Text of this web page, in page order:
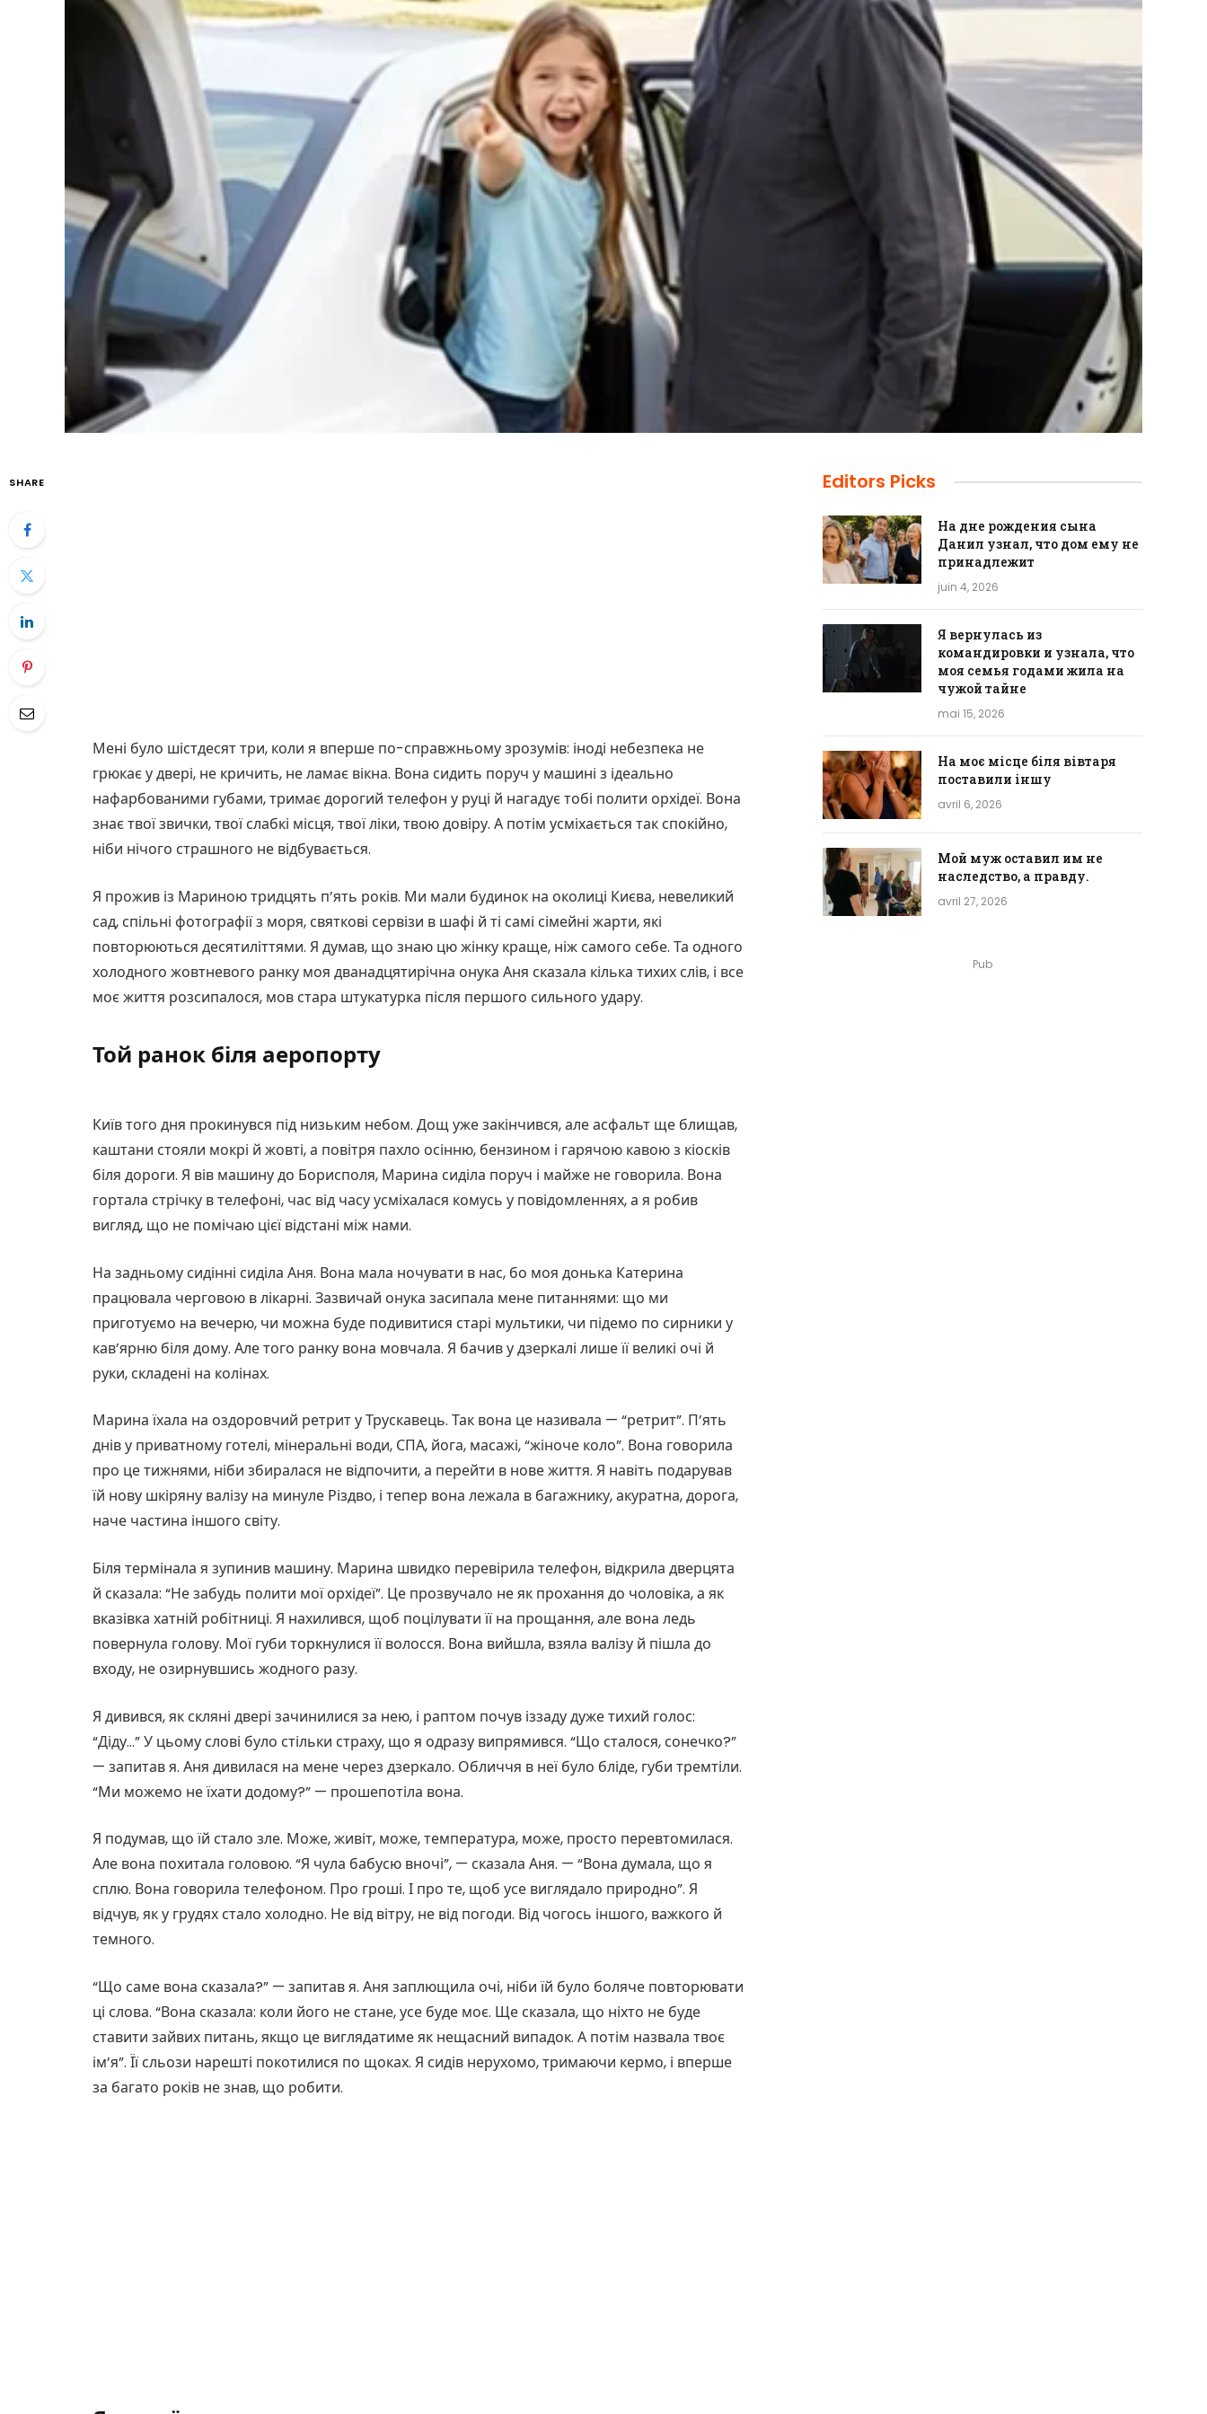
SHARE
Мені було шістдесят три, коли я вперше по-справжньому зрозумів: іноді небезпека не
грюкає у двері, не кричить, не ламає вікна. Вона сидить поруч у машині з ідеально
нафарбованими губами, тримає дорогий телефон у руці й нагадує тобі полити орхідеї. Вона
знає твої звички, твої слабкі місця, твої ліки, твою довіру. А потім усміхається так спокійно,
ніби нічого страшного не відбувається.
Я прожив із Мариною тридцять п’ять років. Ми мали будинок на околиці Києва, невеликий
сад, спільні фотографії з моря, святкові сервізи в шафі й ті самі сімейні жарти, які
повторюються десятиліттями. Я думав, що знаю цю жінку краще, ніж самого себе. Та одного
холодного жовтневого ранку моя дванадцятирічна онука Аня сказала кілька тихих слів, і все
моє життя розсипалося, мов стара штукатурка після першого сильного удару.
Той ранок біля аеропорту
Київ того дня прокинувся під низьким небом. Дощ уже закінчився, але асфальт ще блищав,
каштани стояли мокрі й жовті, а повітря пахло осінню, бензином і гарячою кавою з кіосків
біля дороги. Я вів машину до Борисполя, Марина сиділа поруч і майже не говорила. Вона
гортала стрічку в телефоні, час від часу усміхалася комусь у повідомленнях, а я робив
вигляд, що не помічаю цієї відстані між нами.
На задньому сидінні сиділа Аня. Вона мала ночувати в нас, бо моя донька Катерина
працювала черговою в лікарні. Зазвичай онука засипала мене питаннями: що ми
приготуємо на вечерю, чи можна буде подивитися старі мультики, чи підемо по сирники у
кав’ярню біля дому. Але того ранку вона мовчала. Я бачив у дзеркалі лише її великі очі й
руки, складені на колінах.
Марина їхала на оздоровчий ретрит у Трускавець. Так вона це називала — “ретрит”. П’ять
днів у приватному готелі, мінеральні води, СПА, йога, масажі, “жіноче коло”. Вона говорила
про це тижнями, ніби збиралася не відпочити, а перейти в нове життя. Я навіть подарував
їй нову шкіряну валізу на минуле Різдво, і тепер вона лежала в багажнику, акуратна, дорога,
наче частина іншого світу.
Біля термінала я зупинив машину. Марина швидко перевірила телефон, відкрила дверцята
й сказала: “Не забудь полити мої орхідеї”. Це прозвучало не як прохання до чоловіка, а як
вказівка хатній робітниці. Я нахилився, щоб поцілувати її на прощання, але вона ледь
повернула голову. Мої губи торкнулися її волосся. Вона вийшла, взяла валізу й пішла до
входу, не озирнувшись жодного разу.
Я дивився, як скляні двері зачинилися за нею, і раптом почув іззаду дуже тихий голос:
“Діду…” У цьому слові було стільки страху, що я одразу випрямився. “Що сталося, сонечко?”
— запитав я. Аня дивилася на мене через дзеркало. Обличчя в неї було бліде, губи тремтіли.
“Ми можемо не їхати додому?” — прошепотіла вона.
Я подумав, що їй стало зле. Може, живіт, може, температура, може, просто перевтомилася.
Але вона похитала головою. “Я чула бабусю вночі”, — сказала Аня. — “Вона думала, що я
сплю. Вона говорила телефоном. Про гроші. І про те, щоб усе виглядало природно”. Я
відчув, як у грудях стало холодно. Не від вітру, не від погоди. Від чогось іншого, важкого й
темного.
“Що саме вона сказала?” — запитав я. Аня заплющила очі, ніби їй було боляче повторювати
ці слова. “Вона сказала: коли його не стане, усе буде моє. Ще сказала, що ніхто не буде
ставити зайвих питань, якщо це виглядатиме як нещасний випадок. А потім назвала твоє
ім’я”. Її сльози нарешті покотилися по щоках. Я сидів нерухомо, тримаючи кермо, і вперше
за багато років не знав, що робити.
Editors Picks
На дне рождения сына
Данил узнал, что дом ему не
принадлежит
juin 4, 2026
Я вернулась из
командировки и узнала, что
моя семья годами жила на
чужой тайне
mai 15, 2026
На моє місце біля вівтаря
поставили іншу
avril 6, 2026
Мой муж оставил им не
наследство, а правду.
avril 27, 2026
Pub